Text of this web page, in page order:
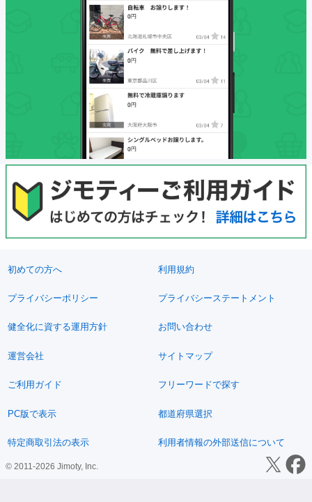
初めての方へ 利用規約
プライバシーポリシー プライバシーステートメント
健全化に資する運用方針 お問い合わせ
運営会社 サイトマップ
ご利用ガイド フリーワードで探す
PC版で表示 都道府県選択
特定商取引法の表示 利用者情報の外部送信について
© 2011-2026 Jimoty, Inc.